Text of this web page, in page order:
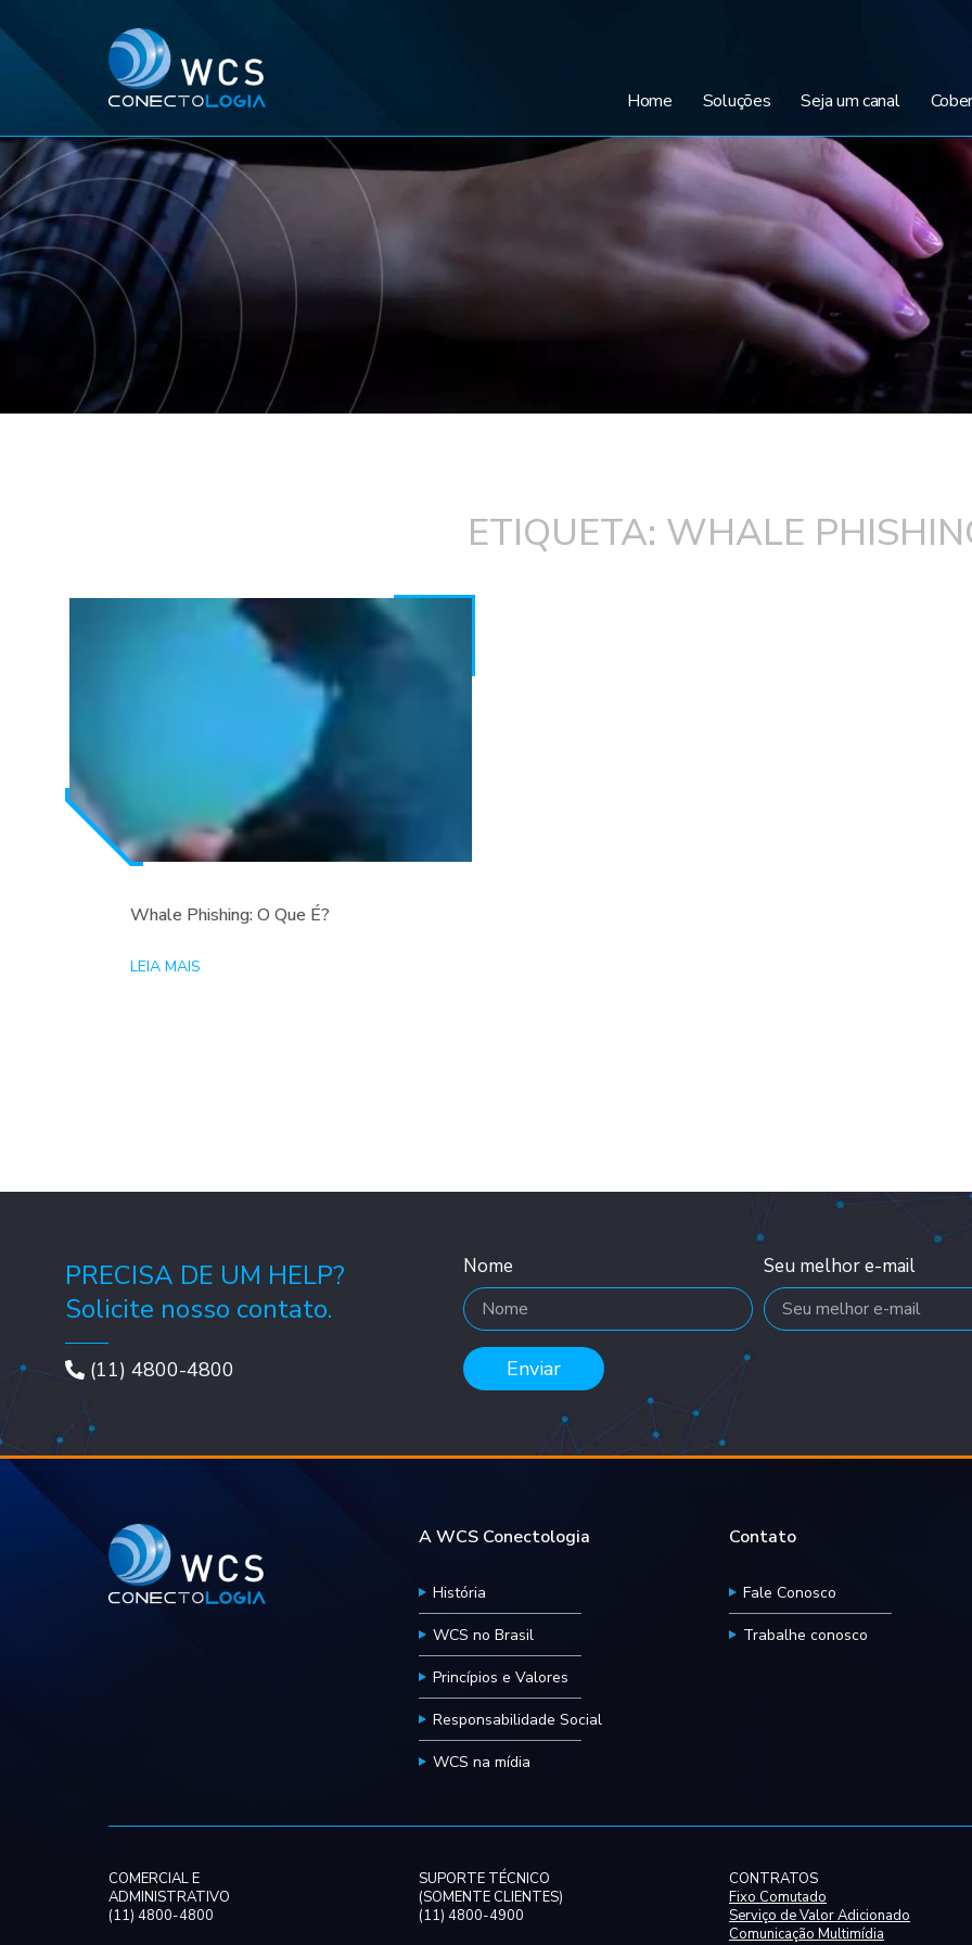
Home Soluções Seja um canal
ETIQUETA: WHALE
Whale Phishing: O Que É?
LEIA MAIS
PRECISA DE UM HELP?
Solicite nosso contato.
(11) 4800-4800
Nome Seu melhor e-mail
Enviar
A WCS Conectologia
História
WCS no Brasil
Princípios e Valores
Responsabilidade Social
WCS na mídia
Contato
Fale Conosco
Trabalhe conosco
COMERCIAL E
ADMINISTRATIVO
(11) 4800-4800
SUPORTE TÉCNICO
(SOMENTE CLIENTES)
(11) 4800-4900
CONTRATOS
Fixo Comutado
Serviço de Valor Adicionado
Comunicação Multimídia